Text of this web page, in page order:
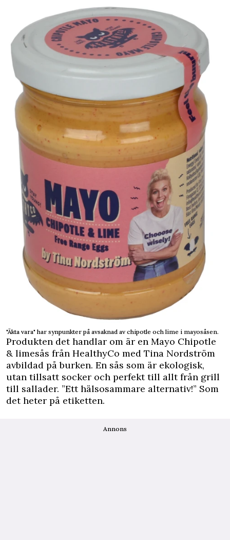
"Äkta vara" har synpunkter på avsaknad av chipotle och lime i mayosåsen.
Produkten det handlar om är en Mayo Chipotle
& limesås från HealthyCo med Tina Nordström
avbildad på burken. En sås som är ekologisk,
utan tillsatt socker och perfekt till allt från grill
till sallader. ”Ett hälsosammare alternativ!” Som
det heter på etiketten.
Annons